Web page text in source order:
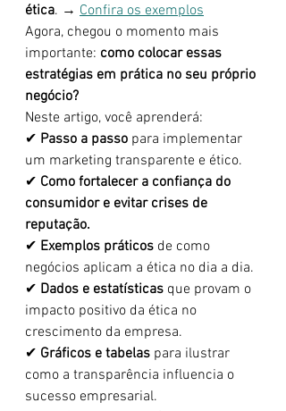
ética. → Confira os exemplos
Agora, chegou o momento mais
importante: como colocar essas
estratégias em prática no seu próprio
negócio?
Neste artigo, você aprenderá:
✔ Passo a passo para implementar
um marketing transparente e ético.
✔ Como fortalecer a confiança do
consumidor e evitar crises de
reputação.
✔ Exemplos práticos de como
negócios aplicam a ética no dia a dia.
✔ Dados e estatísticas que provam o
impacto positivo da ética no
crescimento da empresa.
✔ Gráficos e tabelas para ilustrar
como a transparência influencia o
sucesso empresarial.